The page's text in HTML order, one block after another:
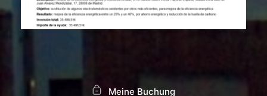
Meine Buchung